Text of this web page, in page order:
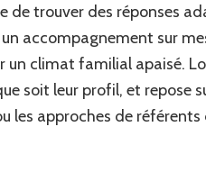
trouver des réponses
accompagnement sur
climat familial apaisé.
soit leur profil, et repose
les approches de